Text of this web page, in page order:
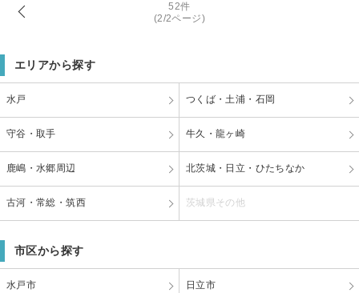
52件
(2/2ページ)
エリアから探す
水戸 つくば・土浦・石岡
守谷・取手 牛久・龍ヶ崎
鹿嶋・水郷周辺 北茨城・日立・ひたちなか
古河・常総・筑西 茨城県その他
市区から探す
水戸市 日立市